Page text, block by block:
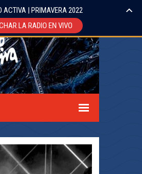
ACTIVA | PRIMAVERA 2022
LA RADIO EN VIVO